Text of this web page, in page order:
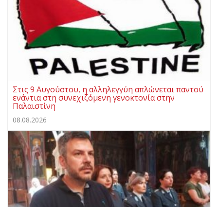
Στις 9 Αυγούστου, η αλληλεγγύη απλώνεται παντού
ενάντια στη συνεχιζόμενη γενοκτονία στην
Παλαιστίνη
08.08.2026